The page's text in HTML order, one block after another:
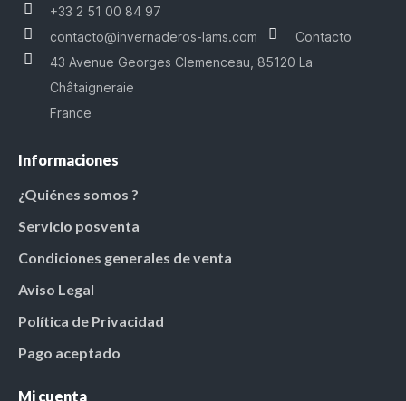
+33 2 51 00 84 97
contacto@invernaderos-lams.com
Contacto
43 Avenue Georges Clemenceau, 85120 La
Châtaigneraie
France
Informaciones
¿Quiénes somos ?
Servicio posventa
Condiciones generales de venta
Aviso Legal
Política de Privacidad
Pago aceptado
Mi cuenta